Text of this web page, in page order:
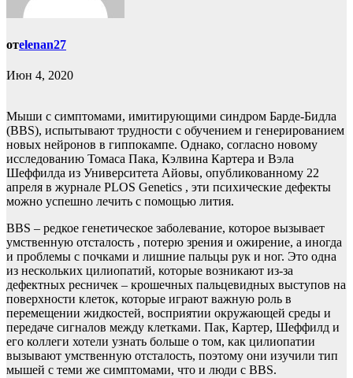
отelenan27
Июн 4, 2020
Мыши с симптомами, имитирующими синдром Барде-Бидла
(BBS), испытывают трудности с обучением и генерированием
новых нейронов в гиппокампе. Однако, согласно новому
исследованию Томаса Пака, Кэлвина Картера и Вэла
Шеффилда из Университета Айовы, опубликованному 22
апреля в журнале PLOS Genetics , эти психические дефекты
можно успешно лечить с помощью лития.
BBS – редкое генетическое заболевание, которое вызывает
умственную отсталость , потерю зрения и ожирение, а иногда
и проблемы с почками и лишние пальцы рук и ног. Это одна
из нескольких цилиопатий, которые возникают из-за
дефектных ресничек – крошечных пальцевидных выступов на
поверхности клеток, которые играют важную роль в
перемещении жидкостей, восприятии окружающей среды и
передаче сигналов между клетками. Пак, Картер, Шеффилд и
его коллеги хотели узнать больше о том, как цилиопатии
вызывают умственную отсталость, поэтому они изучили тип
мышей с теми же симптомами, что и люди с BBS.